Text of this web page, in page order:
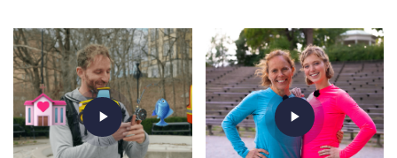
play_arrow play_arrow